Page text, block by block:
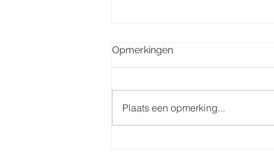
Misintenties week 32
Opmerkingen
Plaats een opmerking...